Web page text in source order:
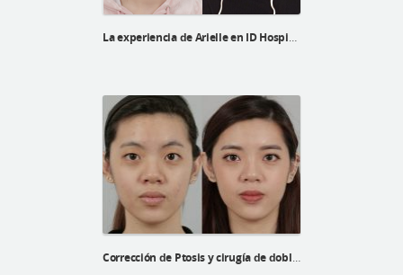
La experiencia de Arielle en ID Hospital
Corrección de Ptosis y cirugía de doble párpado de Xinji